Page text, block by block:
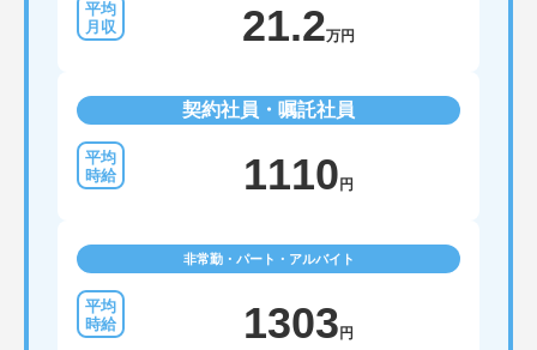
21.2万円
契約社員・嘱託社員
1110 円
非常勤・パート・アルバイト
1303 円